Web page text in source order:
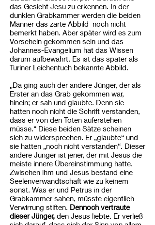
das Gesicht Jesu zu erkennen. In der
dunklen Grabkammer werden die beiden
Männer das zarte Abbild noch nicht
bemerkt haben. Aber später wird es zum
Vorschein gekommen sein und das
Johannes-Evangelium hat das Wissen
darum aufbewahrt. Es ist das später als
Turiner Leichentuch bekannte Abbild.
„Da ging auch der andere Jünger, der als
Erster an das Grab gekommen war,
hinein; er sah und glaubte. Denn sie
hatten noch nicht die Schrift verstanden,
dass er von den Toten auferstehen
müsse.“ Diese beiden Sätze scheinen
sich zu widersprechen. Er „glaubte“ und
sie hatten „noch nicht verstanden“. Dieser
andere Jünger ist jener, der mit Jesus die
meiste innere Übereinstimmung hatte.
Zwischen ihm und Jesus bestand eine
Seelenverwandtschaft wie zu keinem
sonst. Was er und Petrus in der
Grabkammer sahen, müsste eigentlich
Verwirrung stiften. Dennoch vertraute
dieser Jünger, den Jesus liebte. Er verließ